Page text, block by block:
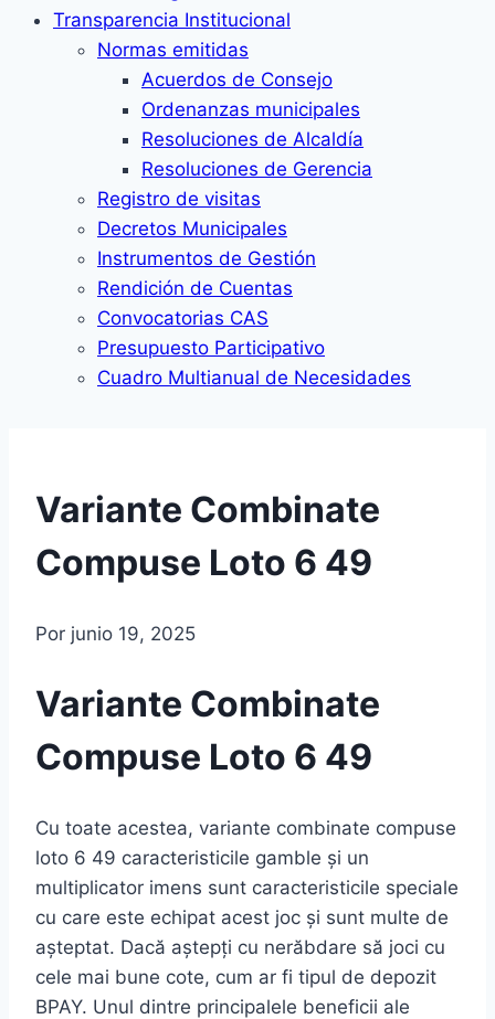
Transparencia Institucional
Normas emitidas
Acuerdos de Consejo
Ordenanzas municipales
Resoluciones de Alcaldía
Resoluciones de Gerencia
Registro de visitas
Decretos Municipales
Instrumentos de Gestión
Rendición de Cuentas
Convocatorias CAS
Presupuesto Participativo
Cuadro Multianual de Necesidades
Variante Combinate
Compuse Loto 6 49
Por junio 19, 2025
Variante Combinate
Compuse Loto 6 49
Cu toate acestea, variante combinate compuse
loto 6 49 caracteristicile gamble și un
multiplicator imens sunt caracteristicile speciale
cu care este echipat acest joc și sunt multe de
așteptat. Dacă aștepți cu nerăbdare să joci cu
cele mai bune cote, cum ar fi tipul de depozit
BPAY. Unul dintre principalele beneficii ale